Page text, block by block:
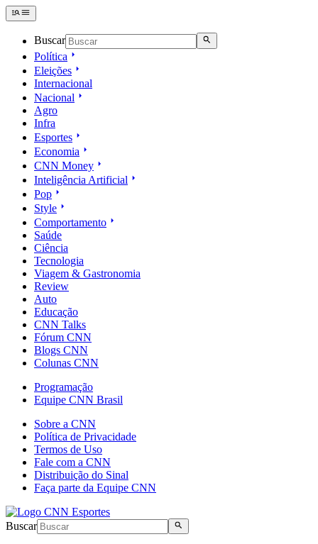
Buscar
Política
Eleições
Internacional
Nacional
Agro
Infra
Esportes
Economia
CNN Money
Inteligência Artificial
Pop
Style
Comportamento
Saúde
Ciência
Tecnologia
Viagem & Gastronomia
Review
Auto
Educação
CNN Talks
Fórum CNN
Blogs CNN
Colunas CNN
Programação
Equipe CNN Brasil
Sobre a CNN
Política de Privacidade
Termos de Uso
Fale com a CNN
Distribuição do Sinal
Faça parte da Equipe CNN
Buscar